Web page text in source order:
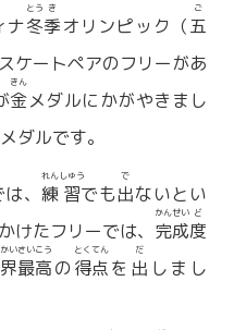
ナ冬
とう
季
き
オリンピック（五
ご
ケートペアのフリーがあ
金
きん
メダルにかがやきまし
ダルです。
、 練
れん
習
しゅう
でも出
で
ないとい
けたフリーでは、 完
かん
成
せい
度
ど
界
かい
最
さい
高
こう
の得
とく
点
てん
を 出
だ
しまし